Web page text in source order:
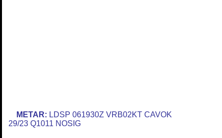
METAR: LDSP 061930Z VRB02KT CAVOK
29/23 Q1011 NOSIG